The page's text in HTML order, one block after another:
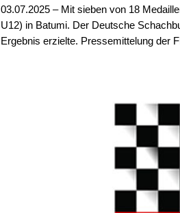
03.07.2025 – Mit sieben von 18
U12) in Batumi. Der Deutsche
Ergebnis erzielte. Pressemittelung der